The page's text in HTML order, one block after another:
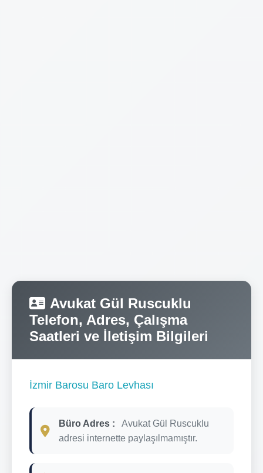
Avukat Gül Ruscuklu
Telefon, Adres, Çalışma
Saatleri ve İletişim Bilgileri
İzmir Barosu Baro Levhası
Büro Adres :
Avukat Gül Ruscuklu
adresi internette paylaşılmamıştır.